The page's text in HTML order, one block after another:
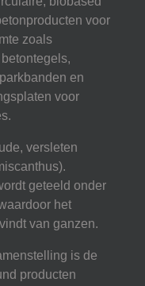
voor
zoals
en
voor
versleten
geteeld onder
het
van ganzen.
is de
producten